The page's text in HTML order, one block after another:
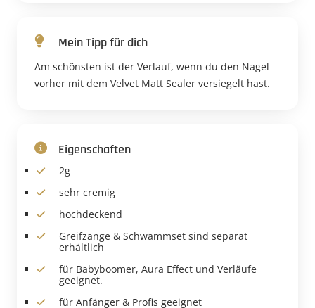
Mein Tipp für dich
Am schönsten ist der Verlauf, wenn du den Nagel
vorher mit dem Velvet Matt Sealer versiegelt hast.
Eigenschaften
2g
sehr cremig
hochdeckend
Greifzange & Schwammset sind separat
erhältlich
für Babyboomer, Aura Effect und Verläufe
geeignet.
für Anfänger & Profis geeignet